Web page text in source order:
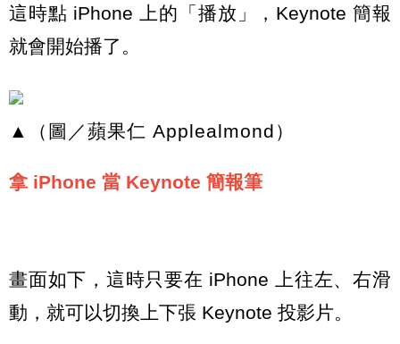
這時點 iPhone 上的「播放」，Keynote 簡報
就會開始播了。
▲（圖／蘋果仁 Applealmond）
拿 iPhone 當 Keynote 簡報筆
畫面如下，這時只要在 iPhone 上往左、右滑
動，就可以切換上下張 Keynote 投影片。